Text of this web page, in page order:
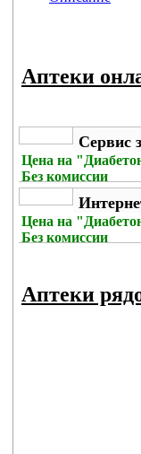
Аптеки
Сервис
Цена на
Без комиссии
Цена на
Без комиссии
Аптеки